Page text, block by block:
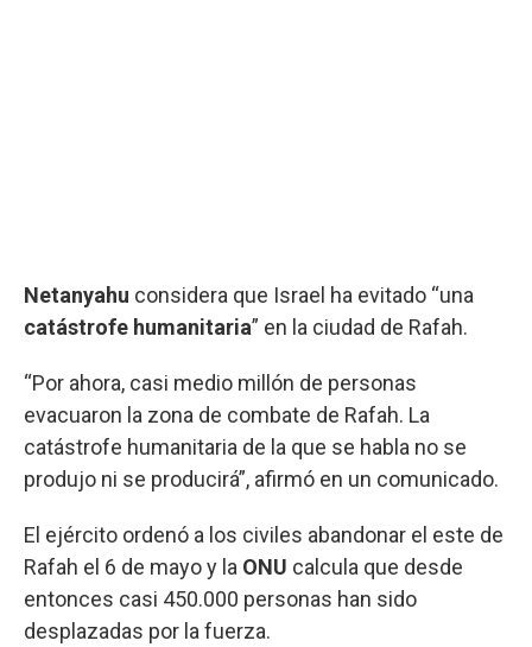
Netanyahu considera que Israel ha evitado “una
catástrofe humanitaria” en la ciudad de Rafah.
“Por ahora, casi medio millón de personas
evacuaron la zona de combate de Rafah. La
catástrofe humanitaria de la que se habla no se
produjo ni se producirá”, afirmó en un comunicado.
El ejército ordenó a los civiles abandonar el este de
Rafah el 6 de mayo y la ONU calcula que desde
entonces casi 450.000 personas han sido
desplazadas por la fuerza.